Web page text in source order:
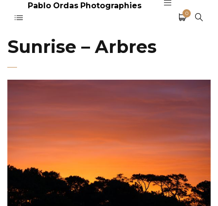
Pablo Ordas Photographies
0
Sunrise – Arbres